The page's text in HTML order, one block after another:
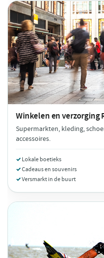
Winkelen en verzorging
Supermarkten, kleding,
accessoires.
Lokale boetieks
Cadeaus en souvenirs
Versmarkt in de buurt